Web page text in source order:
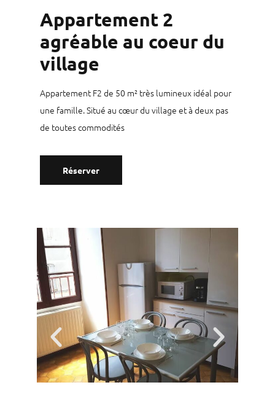
Appartement 2
agréable au coeur du
village
Appartement F2 de 50 m² très lumineux idéal pour
une famille. Situé au cœur du village et à deux pas
de toutes commodités
Réserver